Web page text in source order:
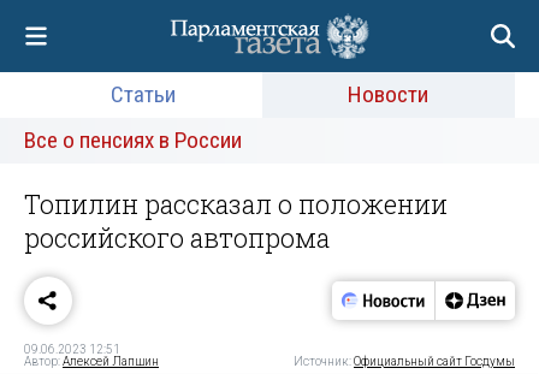
Статьи
Новости
Все о пенсиях в России
Топилин рассказал о положении
российского автопрома
09.06.2023 12:51
Автор:Алексей Лапшин Источник:Официальный сайт Госдумы